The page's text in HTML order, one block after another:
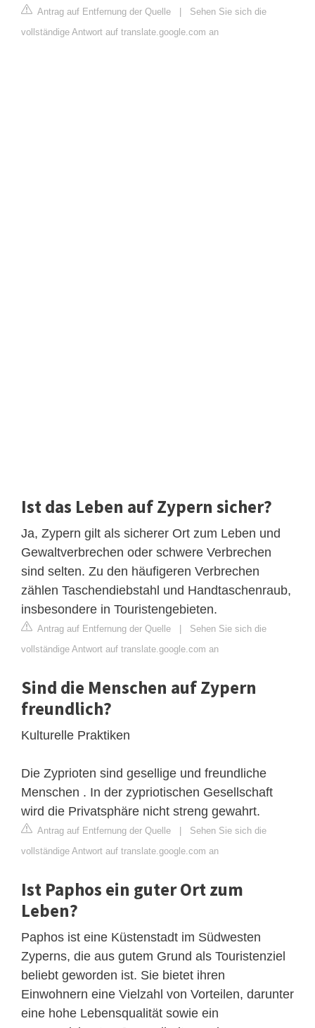
Antrag auf Entfernung der Quelle | Sehen Sie sich die
vollständige Antwort auf translate.google.com an
Ist das Leben auf Zypern sicher?
Ja, Zypern gilt als sicherer Ort zum Leben und
Gewaltverbrechen oder schwere Verbrechen
sind selten. Zu den häufigeren Verbrechen
zählen Taschendiebstahl und Handtaschenraub,
insbesondere in Touristengebieten.
Antrag auf Entfernung der Quelle | Sehen Sie sich die
vollständige Antwort auf translate.google.com an
Sind die Menschen auf Zypern
freundlich?
Kulturelle Praktiken
Die Zyprioten sind gesellige und freundliche
Menschen . In der zypriotischen Gesellschaft
wird die Privatsphäre nicht streng gewahrt.
Antrag auf Entfernung der Quelle | Sehen Sie sich die
vollständige Antwort auf translate.google.com an
Ist Paphos ein guter Ort zum
Leben?
Paphos ist eine Küstenstadt im Südwesten
Zyperns, die aus gutem Grund als Touristenziel
beliebt geworden ist. Sie bietet ihren
Einwohnern eine Vielzahl von Vorteilen, darunter
eine hohe Lebensqualität sowie ein